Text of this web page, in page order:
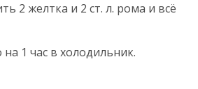
2 желтка и 2 ст. л. рома и всё
1 час в холодильник.